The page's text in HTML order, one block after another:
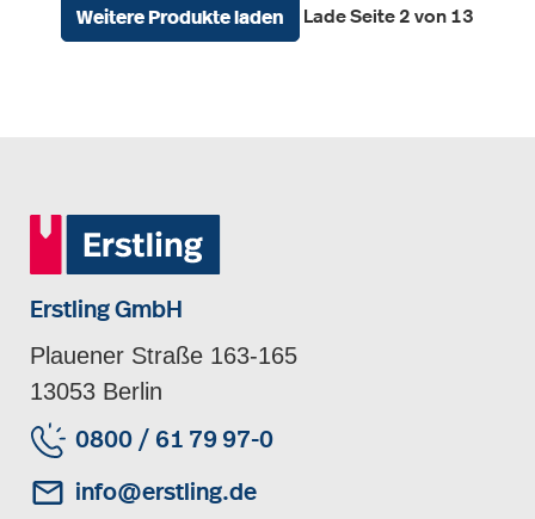
Weitere Produkte laden Lade Seite 2 von 13
Erstling GmbH
Plauener Straße 163-165
13053 Berlin
0800 / 61 79 97-0
info@erstling.de